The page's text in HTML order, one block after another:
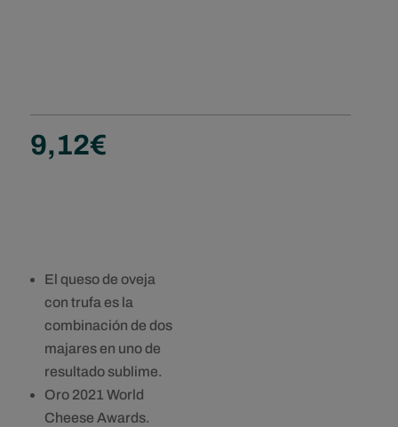
9,12€
El queso de oveja
con trufa es la
combinación de dos
majares en uno de
resultado sublime.
Oro 2021 World
Cheese Awards.